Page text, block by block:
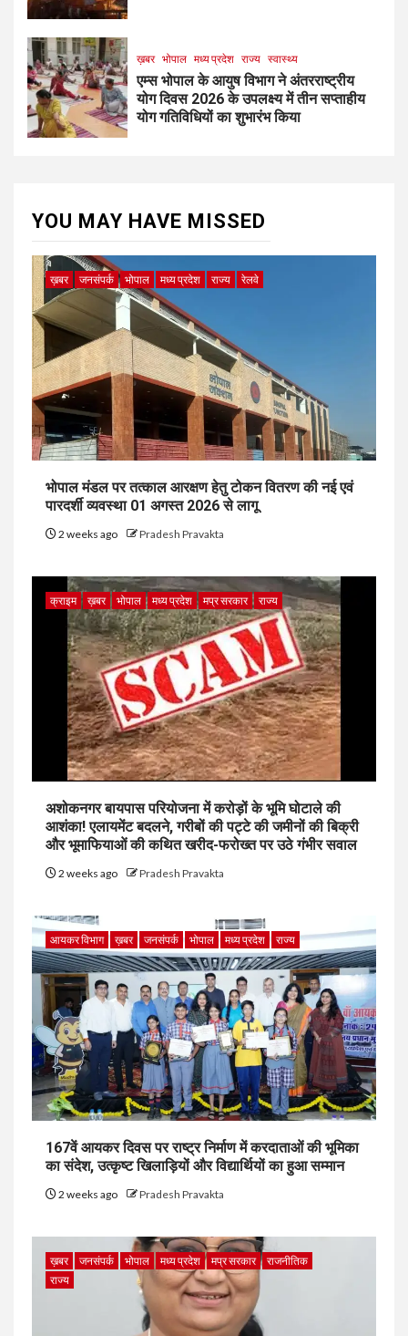
ख़बर भोपाल मध्य प्रदेश राज्य स्वास्थ्य
एम्स भोपाल के आयुष विभाग ने अंतरराष्ट्रीय
योग दिवस 2026 के उपलक्ष्य में तीन सप्ताहीय
योग गतिविधियों का शुभारंभ किया
YOU MAY HAVE MISSED
ख़बर जनसंपर्क भोपाल मध्य प्रदेश राज्य रेलवे
भोपाल मंडल पर तत्काल आरक्षण हेतु टोकन वितरण की नई एवं
पारदर्शी व्यवस्था 01 अगस्त 2026 से लागू
2 weeks ago Pradesh Pravakta
क्राइम ख़बर भोपाल मध्य प्रदेश मप्र सरकार राज्य
अशोकनगर बायपास परियोजना में करोड़ों के भूमि घोटाले की
आशंका! एलायमेंट बदलने, गरीबों की पट्टे की जमीनों की बिक्री
और भूमाफियाओं की कथित खरीद-फरोख्त पर उठे गंभीर सवाल
2 weeks ago Pradesh Pravakta
आयकर विभाग ख़बर जनसंपर्क भोपाल मध्य प्रदेश राज्य
167वें आयकर दिवस पर राष्ट्र निर्माण में करदाताओं की भूमिका
का संदेश, उत्कृष्ट खिलाड़ियों और विद्यार्थियों का हुआ सम्मान
2 weeks ago Pradesh Pravakta
ख़बर जनसंपर्क भोपाल मध्य प्रदेश मप्र सरकार
राजनीतिक
राज्य